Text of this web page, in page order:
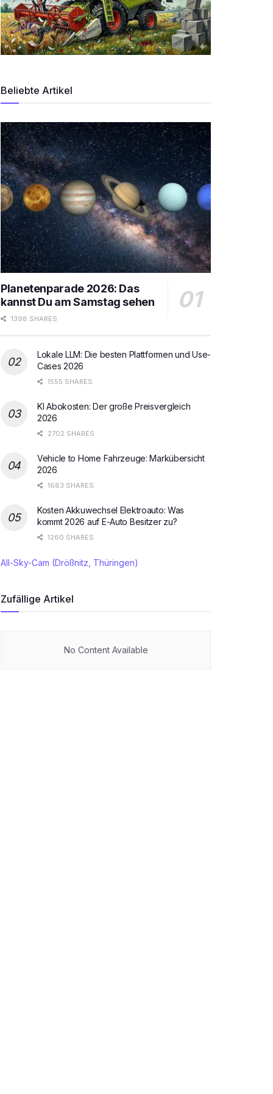
Beliebte Artikel
Planetenparade 2026: Das
kannst Du am Samstag sehen
1398 SHARES
Lokale LLM: Die besten Plattformen und Use-
Cases 2026
1555 SHARES
KI Abokosten: Der große Preisvergleich
2026
2702 SHARES
Vehicle to Home Fahrzeuge: Markübersicht
2026
1683 SHARES
Kosten Akkuwechsel Elektroauto: Was
kommt 2026 auf E-Auto Besitzer zu?
1260 SHARES
All-Sky-Cam (Drößnitz, Thüringen)
Zufällige Artikel
No Content Available